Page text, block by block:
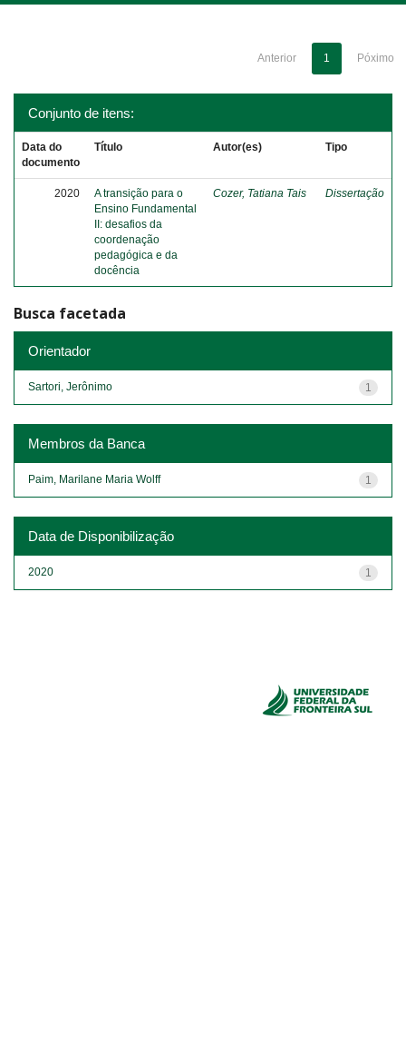
Anterior 1 Póximo
Conjunto de itens:
Data do
documento
Título Autor(es) Tipo
2020
A transição para o
Ensino Fundamental
II: desafios da
coordenação
pedagógica e da
docência
Cozer, Tatiana Tais Dissertação
Busca facetada
Orientador
1
Sartori, Jerônimo
Membros da Banca
1
Paim, Marilane Maria Wolff
Data de Disponibilização
1
2020